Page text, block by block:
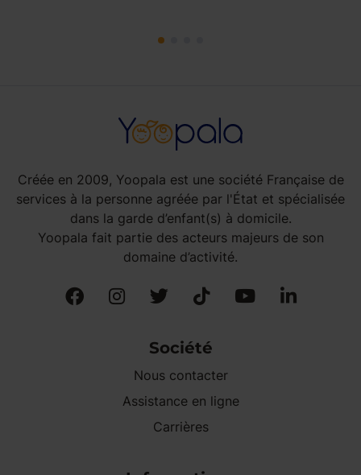
Créée en 2009, Yoopala est une société Française de
services à la personne agréée par l'État et spécialisée
dans la garde d’enfant(s) à domicile.
Yoopala fait partie des acteurs majeurs de son
domaine d’activité.
Société
Nous contacter
Assistance en ligne
Carrières